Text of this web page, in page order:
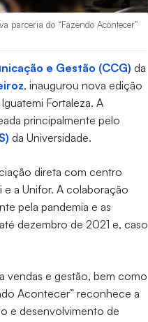
parceria do “Fazendo Acontecer”
e Gestão (CCG) da
, inaugurou nova edição
Fortaleza. A
principalmente pelo
da Universidade.
direta com centro
a Unifor. A colaboração
pela pandemia e as
dezembro de 2021 e, caso
vendas e gestão, bem como
Acontecer” reconhece a
e desenvolvimento de